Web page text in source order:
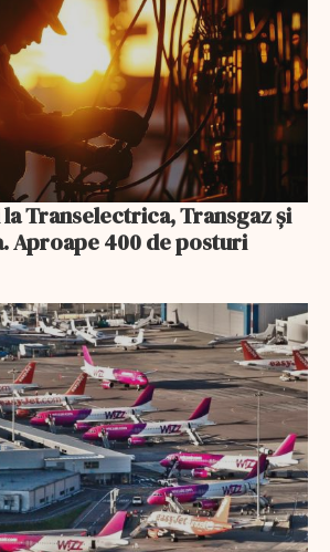
Transelectrica, Transgaz și
Aproape 400 de posturi